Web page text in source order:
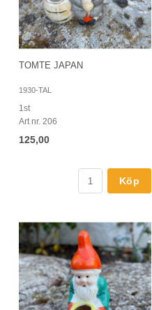
TOMTE JAPAN
1930-TAL
1st
Art nr. 206
125,00
Köp